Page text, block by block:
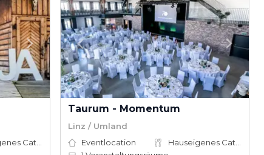
Taurum - Momentum
Linz / Umland
Eventlocation